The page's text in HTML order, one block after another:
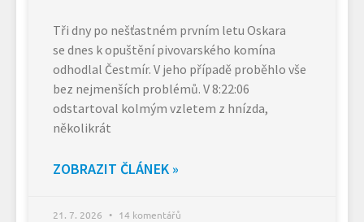
Tři dny po nešťastném prvním letu Oskara
se dnes k opuštění pivovarského komína
odhodlal Čestmír. V jeho případě proběhlo vše
bez nejmenších problémů. V 8:22:06
odstartoval kolmým vzletem z hnízda,
několikrát
ZOBRAZIT ČLÁNEK »
21. 7. 2026 14 komentářů